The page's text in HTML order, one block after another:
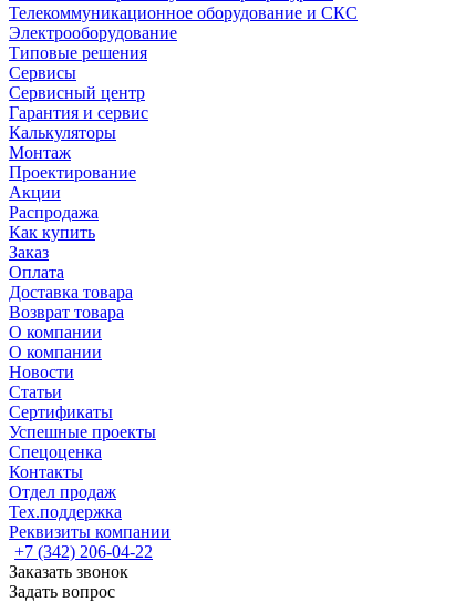
Телекоммуникационное оборудование и СКС
Электрооборудование
Типовые решения
Сервисы
Сервисный центр
Гарантия и сервис
Калькуляторы
Монтаж
Проектирование
Акции
Распродажа
Как купить
Заказ
Оплата
Доставка товара
Возврат товара
О компании
О компании
Новости
Статьи
Сертификаты
Успешные проекты
Спецоценка
Контакты
Отдел продаж
Тех.поддержка
Реквизиты компании
+7 (342) 206-04-22
Заказать звонок
Задать вопрос